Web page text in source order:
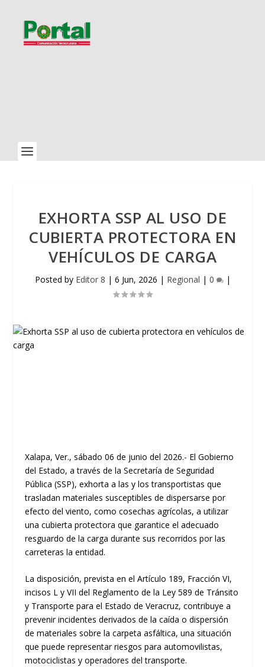
EXHORTA SSP AL USO DE
CUBIERTA PROTECTORA EN
VEHÍCULOS DE CARGA
Posted by Editor 8 | 6 Jun, 2026 | Regional | 0 |
Xalapa, Ver., sábado 06 de junio del 2026.- El Gobierno
del Estado, a través de la Secretaría de Seguridad
Pública (SSP), exhorta a las y los transportistas que
trasladan materiales susceptibles de dispersarse por
efecto del viento, como cosechas agrícolas, a utilizar
una cubierta protectora que garantice el adecuado
resguardo de la carga durante sus recorridos por las
carreteras la entidad.
La disposición, prevista en el Artículo 189, Fracción VI,
incisos L y VII del Reglamento de la Ley 589 de Tránsito
y Transporte para el Estado de Veracruz, contribuye a
prevenir incidentes derivados de la caída o dispersión
de materiales sobre la carpeta asfáltica, una situación
que puede representar riesgos para automovilistas,
motociclistas y operadores del transporte.